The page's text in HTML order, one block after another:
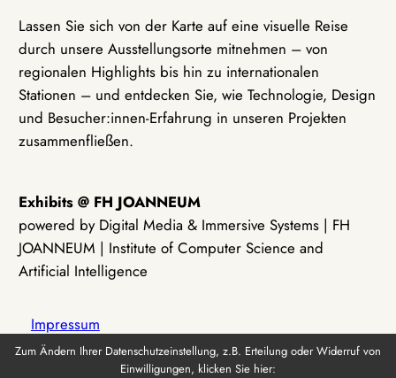
Lassen Sie sich von der Karte auf eine visuelle Reise
durch unsere Ausstellungsorte mitnehmen – von
regionalen Highlights bis hin zu internationalen
Stationen – und entdecken Sie, wie Technologie, Design
und Besucher:innen-Erfahrung in unseren Projekten
zusammenfließen.
Exhibits @ FH JOANNEUM
powered by Digital Media & Immersive Systems | FH
JOANNEUM | Institute of Computer Science and
Artificial Intelligence
Impressum
Zum Ändern Ihrer Datenschutzeinstellung, z.B. Erteilung oder Widerruf von
Einwilligungen, klicken Sie hier: